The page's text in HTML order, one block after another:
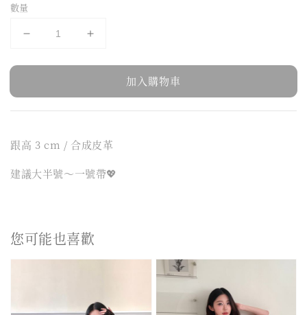
數量
加入購物車
跟高 3 cm / 合成皮革
建議大半號～一號帶💖
您可能也喜歡